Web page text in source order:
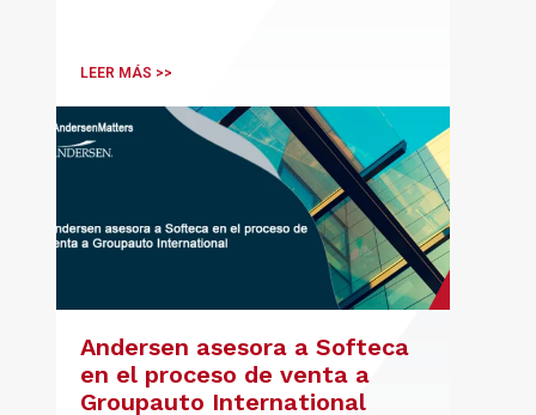
formación del fondo, hasta el primer
LEER MÁS >>
Andersen asesora a Softeca
en el proceso de venta a
Groupauto International